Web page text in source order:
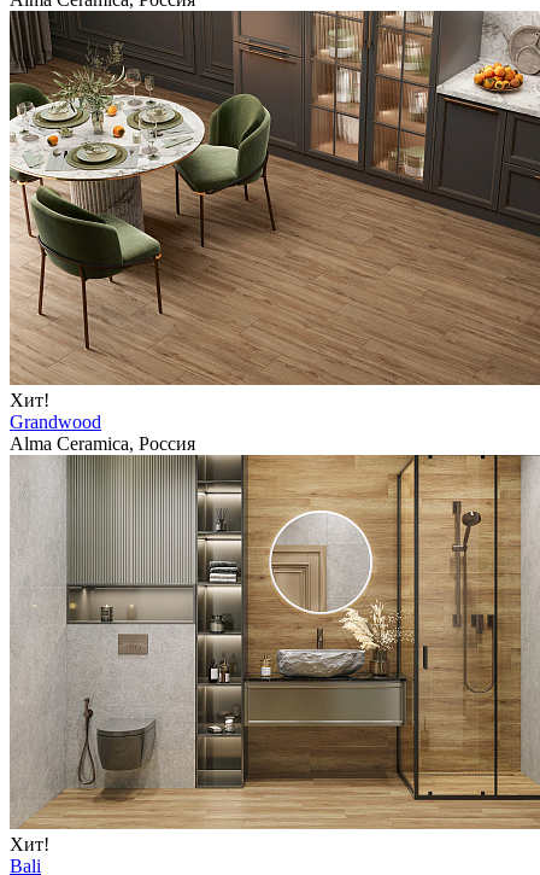
Хит!
Grandwood
Alma Ceramica, Россия
Хит!
Bali